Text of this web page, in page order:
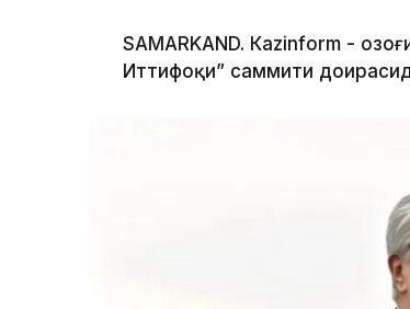
SAMARKAND. Кazinform -
Иттифоқи” саммити